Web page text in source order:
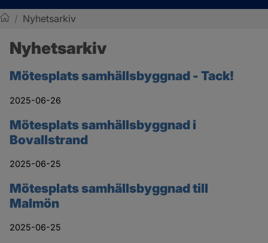
/ Nyhetsarkiv
Nyhetsarkiv
Mötesplats samhällsbyggnad - Tack!
2025-06-26
Mötesplats samhällsbyggnad i
Bovallstrand
2025-06-25
Mötesplats samhällsbyggnad till
Malmön
2025-06-25